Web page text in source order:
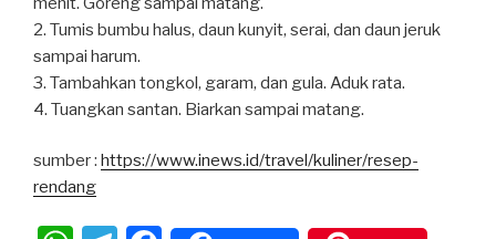
2. Tumis bumbu halus, daun kunyit, serai, dan daun jeruk
sampai harum.
3. Tambahkan tongkol, garam, dan gula. Aduk rata.
4. Tuangkan santan. Biarkan sampai matang.
sumber : https://www.inews.id/travel/kuliner/resep-
rendang